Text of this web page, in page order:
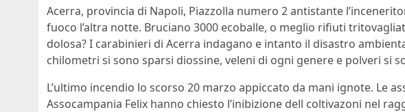
Acerra, provincia di Napoli, Piazzolla numero 2 antistante
fuoco l’altra notte. Bruciano 3000 ecoballe, o meglio rifiuti
dolosa? I carabinieri di Acerra indagano e intanto il disastro
chilometri si sono sparsi diossine, veleni di ogni genere e polveri si
L’ultimo incendio lo scorso 20 marzo appiccato da mani ignote. Le
Assocampania Felix hanno chiesto l’inibizione dell coltivazoni nel